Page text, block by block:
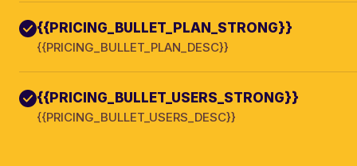
{{PRICING_BULLET_PLAN_STRONG}}
{{PRICING_BULLET_PLAN_DESC}}
{{PRICING_BULLET_USERS_STRONG}}
{{PRICING_BULLET_USERS_DESC}}